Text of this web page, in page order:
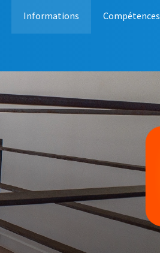
Informations Compétences